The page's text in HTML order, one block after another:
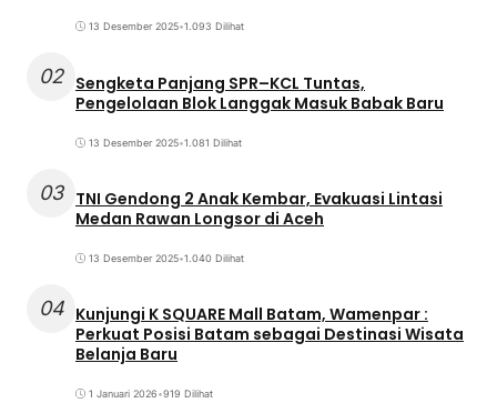
13 Desember 2025•1.093 Dilihat
02 Sengketa Panjang SPR–KCL Tuntas,
Pengelolaan Blok Langgak Masuk Babak Baru
13 Desember 2025•1.081 Dilihat
03 TNI Gendong 2 Anak Kembar, Evakuasi Lintasi
Medan Rawan Longsor di Aceh
13 Desember 2025•1.040 Dilihat
04 Kunjungi K SQUARE Mall Batam, Wamenpar :
Perkuat Posisi Batam sebagai Destinasi Wisata
Belanja Baru
1 Januari 2026•919 Dilihat